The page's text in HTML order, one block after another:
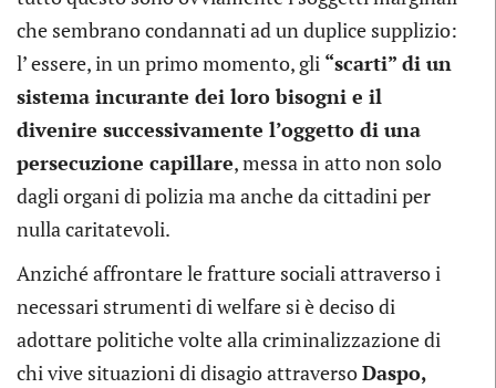
che sembrano condannati ad un duplice supplizio:
l’ essere, in un primo momento, gli “scarti” di un
sistema incurante dei loro bisogni e il
divenire successivamente l’oggetto di una
persecuzione capillare, messa in atto non solo
dagli organi di polizia ma anche da cittadini per
nulla caritatevoli.
Anziché affrontare le fratture sociali attraverso i
necessari strumenti di welfare si è deciso di
adottare politiche volte alla criminalizzazione di
chi vive situazioni di disagio attraversoDaspo,